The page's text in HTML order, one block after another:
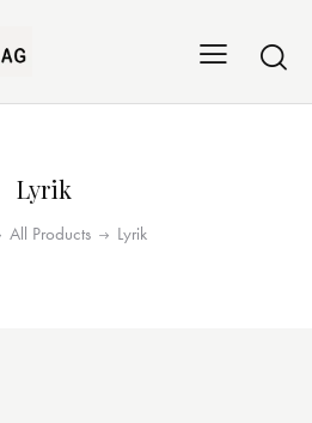
Lyrik
All Products Lyrik